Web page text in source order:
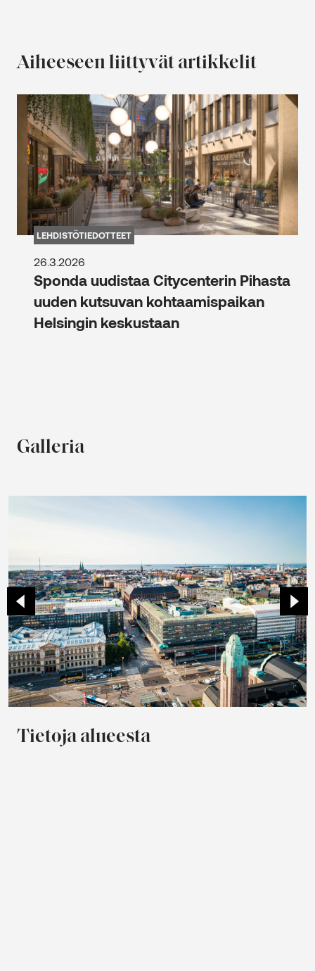
Aiheeseen liittyvät artikkelit
LEHDISTÖTIEDOTTEET
26.3.2026
Sponda uudistaa Citycenterin Pihasta
uuden kutsuvan kohtaamispaikan
Helsingin keskustaan
Galleria
Tietoja alueesta